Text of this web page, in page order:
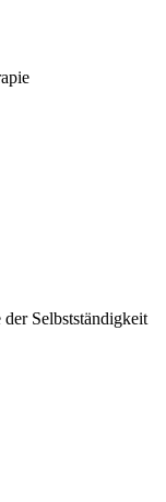
Selbstständigkeit